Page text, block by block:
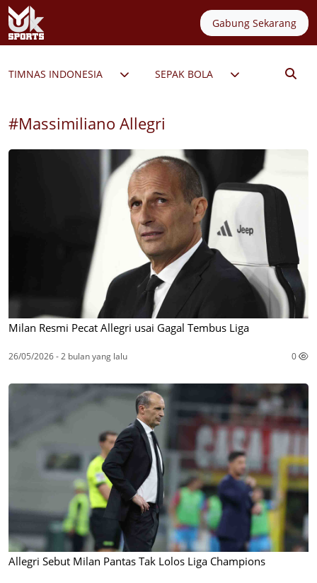
Gabung Sekarang
TIMNAS INDONESIA SEPAK BOLA
#Massimiliano Allegri
Milan Resmi Pecat Allegri usai Gagal Tembus Liga
26/05/2026 - 2 bulan yang lalu 0
Allegri Sebut Milan Pantas Tak Lolos Liga Champions